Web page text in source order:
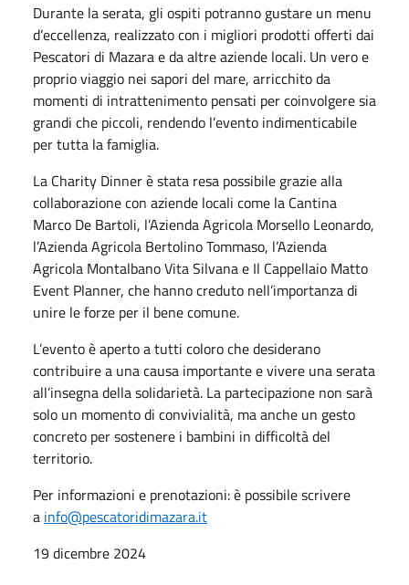
Durante la serata, gli ospiti potranno gustare un menu
d’eccellenza, realizzato con i migliori prodotti offerti dai
Pescatori di Mazara e da altre aziende locali. Un vero e
proprio viaggio nei sapori del mare, arricchito da
momenti di intrattenimento pensati per coinvolgere sia
grandi che piccoli, rendendo l’evento indimenticabile
per tutta la famiglia.
La Charity Dinner è stata resa possibile grazie alla
collaborazione con aziende locali come la Cantina
Marco De Bartoli, l’Azienda Agricola Morsello Leonardo,
l’Azienda Agricola Bertolino Tommaso, l’Azienda
Agricola Montalbano Vita Silvana e Il Cappellaio Matto
Event Planner, che hanno creduto nell’importanza di
unire le forze per il bene comune.
L’evento è aperto a tutti coloro che desiderano
contribuire a una causa importante e vivere una serata
all’insegna della solidarietà. La partecipazione non sarà
solo un momento di convivialità, ma anche un gesto
concreto per sostenere i bambini in difficoltà del
territorio.
Per informazioni e prenotazioni: è possibile scrivere
a info@pescatoridimazara.it
19 dicembre 2024